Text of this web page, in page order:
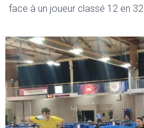
face à un joueur classé 12 en